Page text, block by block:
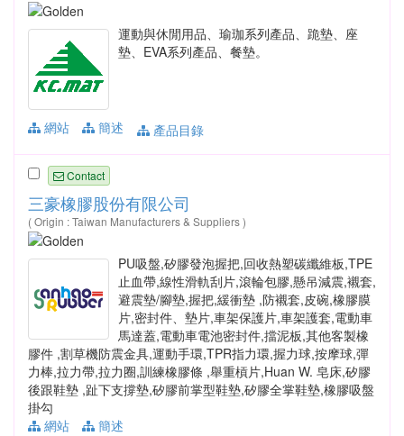
運動與休閒用品、瑜珈系列產品、跪墊、座
墊、EVA系列產品、餐墊。
網站 簡述 產品目錄
Contact
三豪橡膠股份有限公司
( Origin : Taiwan Manufacturers & Suppliers )
PU吸盤,矽膠發泡握把,回收熱塑碳纖維板,TPE
止血帶,線性滑軌刮片,滾輪包膠,懸吊減震,襯套,
避震墊/腳墊,握把,緩衝墊 ,防襯套,皮碗,橡膠膜
片,密封件、墊片,車架保護片,車架護套,電動車
馬達蓋,電動車電池密封件,擋泥板,其他客製橡
膠件 ,割草機防震金具,運動手環,TPR指力環,握力球,按摩球,彈
力棒,拉力帶,拉力圈,訓練橡膠條 ,舉重槓片,Huan W. 皂床,矽膠
後跟鞋墊 ,趾下支撐墊,矽膠前掌型鞋墊,矽膠全掌鞋墊,橡膠吸盤
掛勾
網站
簡述